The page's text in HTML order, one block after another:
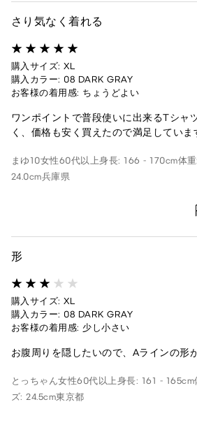
さり気なく着れる
購入サイズ: XL
購入カラー: 08 DARK GRAY
お客様の着用感: ちょうどよい
ワンポイントで普段使いに出来るTシャ
く、価格も安く買えたので満足していま
まゆ10女性60代以上身長: 166 - 170cm体
24.0cm兵庫県
形
購入サイズ: XL
購入カラー: 08 DARK GRAY
お客様の着用感: 少し小さい
お腹周りを隠したいので、Aラインの形
とっちゃん女性60代以上身長: 161 - 165cm
ズ: 24.5cm東京都